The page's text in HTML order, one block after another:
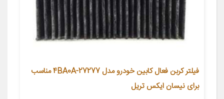
فیلتر کربن فعال کابین خودرو مدل 27277-4BA0A مناسب
برای نیسان ایکس تریل